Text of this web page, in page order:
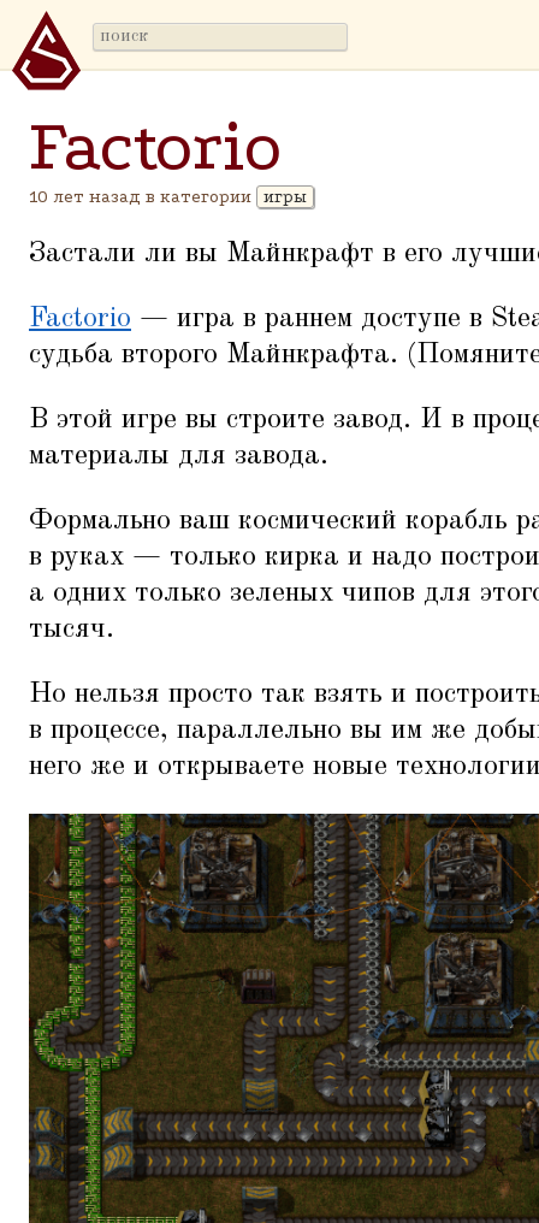
Factorio
10 лет назад в категории игры
Застали ли вы Майнкрафт в его
Factorio — игра в раннем доступе в
судьба второго Майнкрафта.
В этой игре вы строите завод. И в
материалы для завода.
Формально ваш космический корабль
в руках — только кирка и надо
а одних только зеленых чипов для
тысяч.
Но нельзя просто так взять и
в процессе, параллельно вы им же
него же и открываете новые